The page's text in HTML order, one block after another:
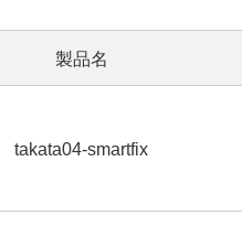
製品名
takata04-smartfix